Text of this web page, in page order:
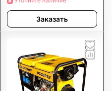
Заказать